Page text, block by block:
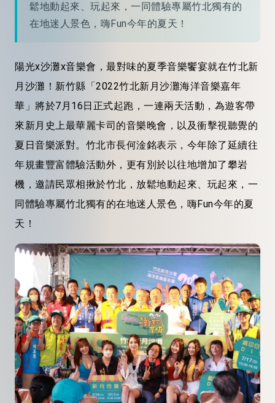
鬆地動起來、玩起來，一同體驗專屬竹北獨有的
在地迷人景色，嗨Fun今年的夏天！
陽光x沙灘x音樂會，最對味的夏季音樂饗宴就在竹北新
月沙灘！新竹縣「2022竹北新月沙灘海洋音樂嘉年
華」將於7月16日正式起跑，一連兩天活動，為遊客帶
來新月史上最華麗卡司的音樂晚會，以及衝擊視聽覺的
夏日音樂派對。竹北市長何淦銘表示，今年除了延續往
年規畫豐富體驗活動外，更有別於以往地增加了攀岩
機，邀請民眾相揪於竹北，放鬆地動起來、玩起來，一
同體驗專屬竹北獨有的在地迷人景色，嗨Fun今年的夏
天！